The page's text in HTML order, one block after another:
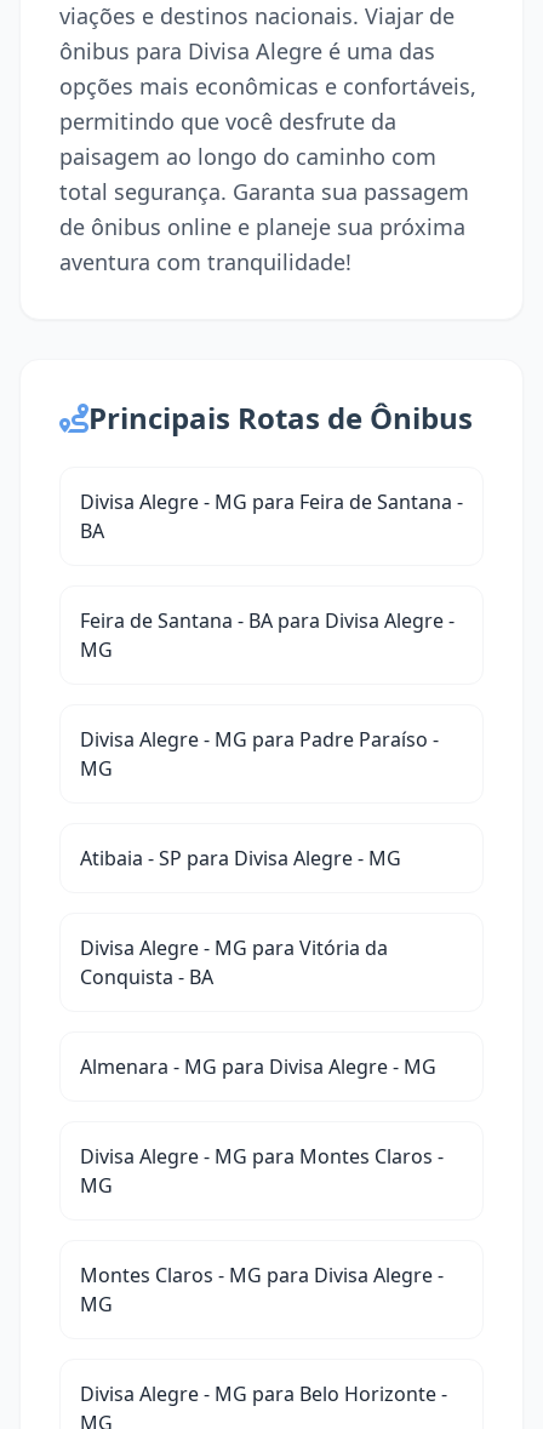
viações e destinos nacionais. Viajar de
ônibus para Divisa Alegre é uma das
opções mais econômicas e confortáveis,
permitindo que você desfrute da
paisagem ao longo do caminho com
total segurança. Garanta sua passagem
de ônibus online e planeje sua próxima
aventura com tranquilidade!
Principais Rotas de Ônibus
Divisa Alegre - MG para Feira de Santana -
BA
Feira de Santana - BA para Divisa Alegre -
MG
Divisa Alegre - MG para Padre Paraíso -
MG
Atibaia - SP para Divisa Alegre - MG
Divisa Alegre - MG para Vitória da
Conquista - BA
Almenara - MG para Divisa Alegre - MG
Divisa Alegre - MG para Montes Claros -
MG
Montes Claros - MG para Divisa Alegre -
MG
Divisa Alegre - MG para Belo Horizonte -
MG